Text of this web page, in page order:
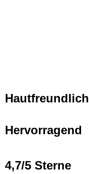
Hautfreundlich
Hervorragend
4,7/5 Sterne